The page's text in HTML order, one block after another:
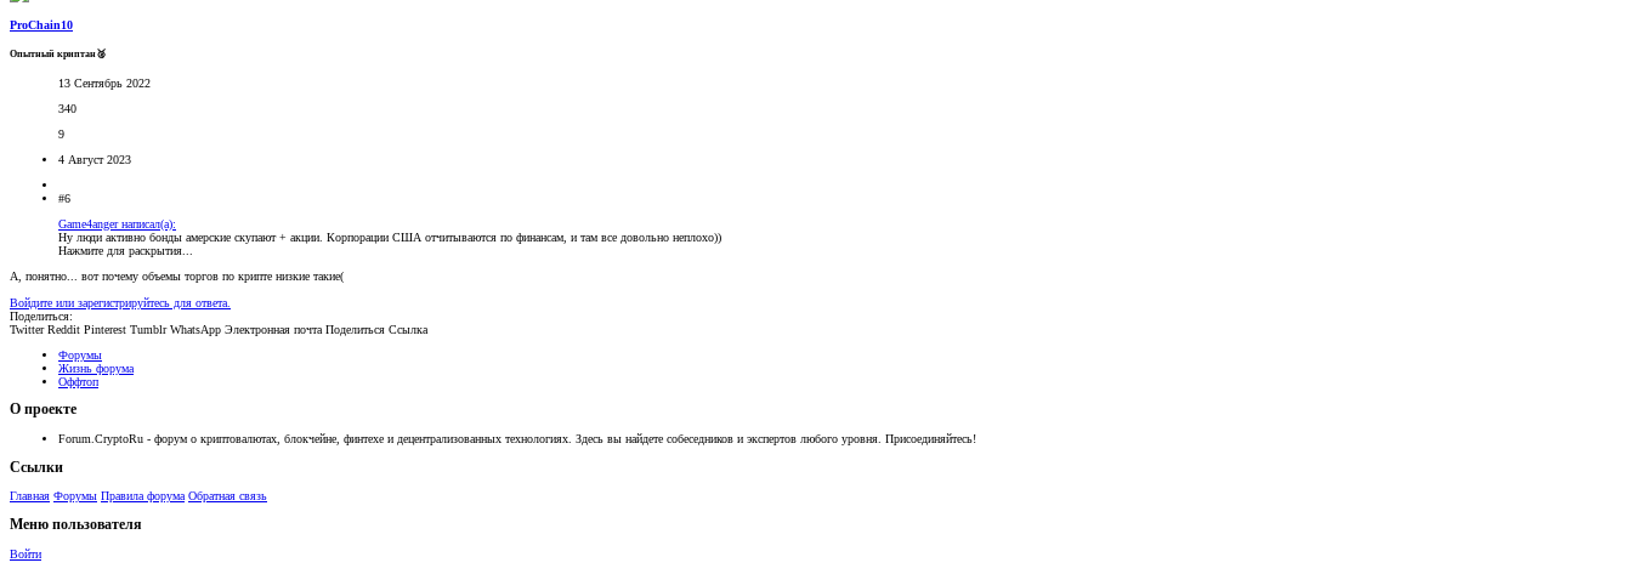
ProChain10
Опытный криптан🥈
13 Сентябрь 2022
340
9
4 Август 2023
#6
Game4anger написал(а):
Ну люди активно бонды амерские скупают + акции. Корпорации США отчитываются по финансам, и там все довольно неплохо))
Нажмите для раскрытия...
А, понятно... вот почему объемы торгов по крипте низкие такие(
Войдите или зарегистрируйтесь для ответа.
Поделиться:
Twitter Reddit Pinterest Tumblr WhatsApp Электронная почта Поделиться Ссылка
Форумы
Жизнь форума
Оффтоп
О проекте
Forum.CryptoRu - форум о криптовалютах, блокчейне, финтехе и децентрализованных технологиях. Здесь вы найдете собеседников и экспертов любого уровня. Присоединяйтесь!
Ссылки
Главная Форумы Правила форума Обратная связь
Меню пользователя
Войти